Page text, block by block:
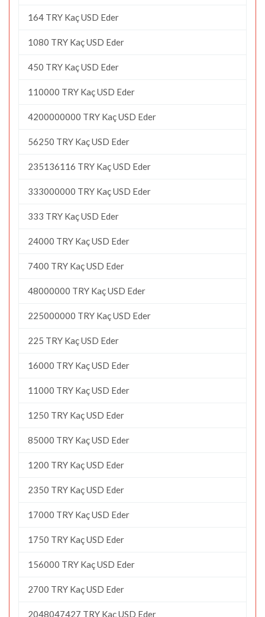
164 TRY Kaç USD Eder
1080 TRY Kaç USD Eder
450 TRY Kaç USD Eder
110000 TRY Kaç USD Eder
4200000000 TRY Kaç USD Eder
56250 TRY Kaç USD Eder
235136116 TRY Kaç USD Eder
333000000 TRY Kaç USD Eder
333 TRY Kaç USD Eder
24000 TRY Kaç USD Eder
7400 TRY Kaç USD Eder
48000000 TRY Kaç USD Eder
225000000 TRY Kaç USD Eder
225 TRY Kaç USD Eder
16000 TRY Kaç USD Eder
11000 TRY Kaç USD Eder
1250 TRY Kaç USD Eder
85000 TRY Kaç USD Eder
1200 TRY Kaç USD Eder
2350 TRY Kaç USD Eder
17000 TRY Kaç USD Eder
1750 TRY Kaç USD Eder
156000 TRY Kaç USD Eder
2700 TRY Kaç USD Eder
2048047427 TRY Kaç USD Eder